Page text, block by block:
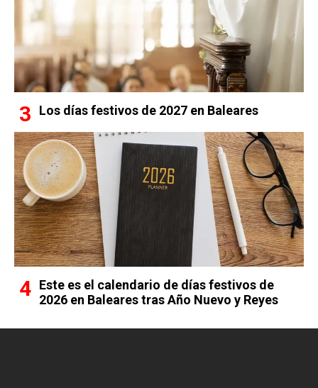
Los días festivos de 2027 en Baleares
Este es el calendario de días festivos de
2026 en Baleares tras Año Nuevo y Reyes